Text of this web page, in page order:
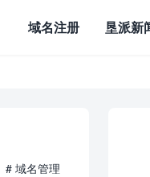
域名注册 垦派新
# 域名管理